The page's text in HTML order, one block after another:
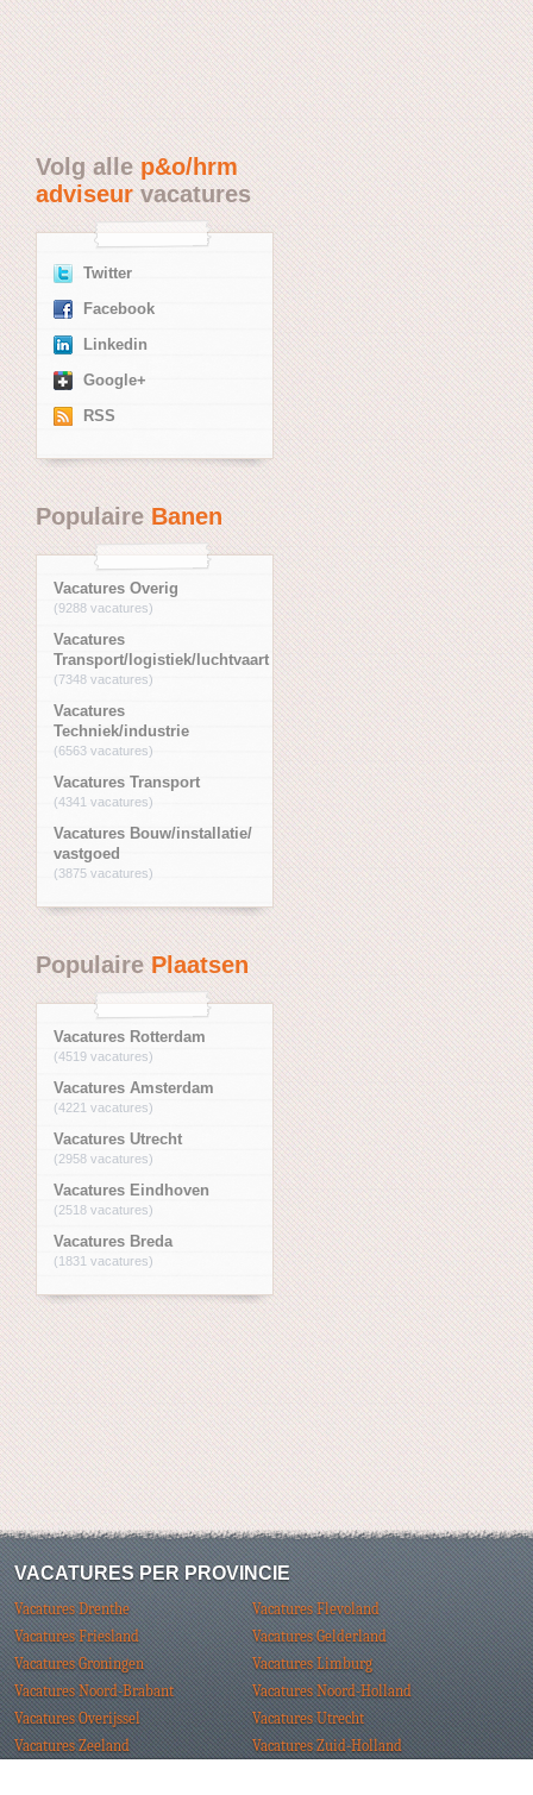
Volg allep&o/hrm
adviseurvacatures
Twitter
Facebook
Linkedin
Google+
RSS
PopulaireBanen
Vacatures Overig
(9288 vacatures)
Vacatures
Transport/logistiek/luchtvaart
(7348 vacatures)
Vacatures
Techniek/industrie
(6563 vacatures)
Vacatures Transport
(4341 vacatures)
Vacatures Bouw/installatie/
vastgoed
(3875 vacatures)
PopulairePlaatsen
Vacatures Rotterdam
(4519 vacatures)
Vacatures Amsterdam
(4221 vacatures)
Vacatures Utrecht
(2958 vacatures)
Vacatures Eindhoven
(2518 vacatures)
Vacatures Breda
(1831 vacatures)
VACATURES PER PROVINCIE
Vacatures Drenthe
Vacatures Flevoland
Vacatures Friesland
Vacatures Gelderland
Vacatures Groningen
Vacatures Limburg
Vacatures Noord-Brabant
Vacatures Noord-Holland
Vacatures Overijssel
Vacatures Utrecht
Vacatures Zeeland
Vacatures Zuid-Holland